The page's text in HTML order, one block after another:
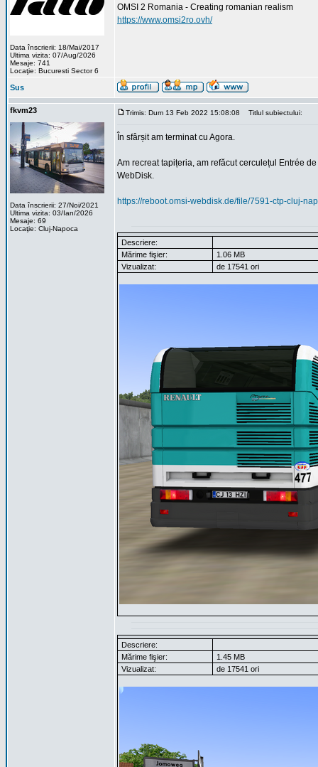
Data înscrierii: 18/Mai/2017
Ultima vizita: 07/Aug/2026
Mesaje: 741
Locaţie: Bucuresti Sector 6
OMSI 2 Romania - Creating romanian realism
https://www.omsi2ro.ovh/
Sus
fkvm23
Data înscrierii: 27/Noi/2021
Ultima vizita: 03/Ian/2026
Mesaje: 69
Locaţie: Cluj-Napoca
Trimis: Dum 13 Feb 2022 15:08:08 Titlul subiectului:
În sfârșit am terminat cu Agora.
Am recreat tapițeria, am refăcut cerculețul Entrée
WebDisk.
https://reboot.omsi-webdisk.de/file/7591-ctp-cluj-
Descriere:
Mărime fişier:
1.06 MB
Vizualizat:
de 17541 ori
Descriere:
Mărime fişier:
1.45 MB
Vizualizat:
de 17541 ori